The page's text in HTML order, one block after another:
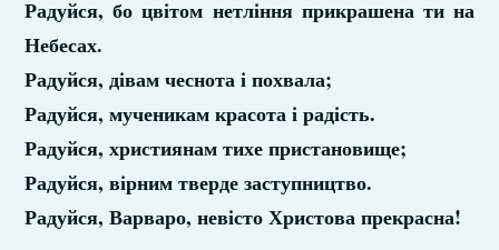
Радуйся, бо цвітом нетління прикрашена ти на
Небесах.
Радуйся, дівам чеснота і похвала;
Радуйся, мученикам красота і радість.
Радуйся, християнам тихе пристановище;
Радуйся, вірним тверде заступництво.
Радуйся, Варваро, невісто Христова прекрасна!